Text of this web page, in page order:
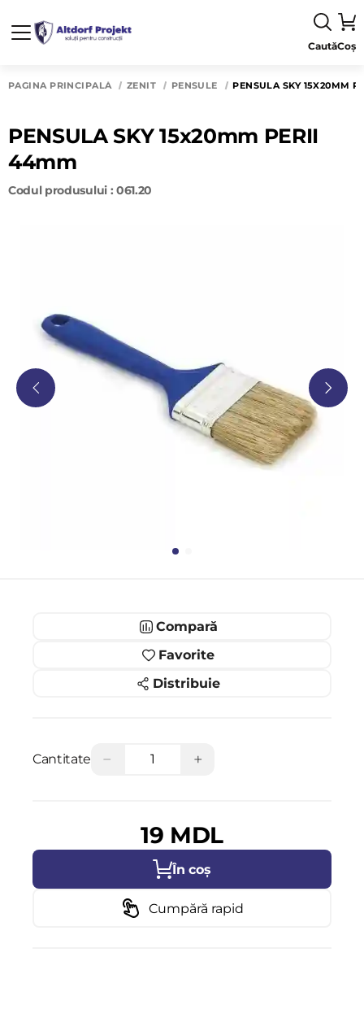
CautăCoș
PAGINA PRINCIPALĂ ZENIT PENSULE PENSULA SKY 15X20MM
PENSULA SKY 15x20mm PERII
44mm
Codul produsului : 061.20
Compară
Favorite
Distribuie
Cantitate − +
19 MDL
În coș
Cumpără rapid